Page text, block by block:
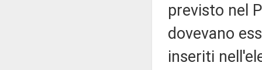
previsto nel
dovevano
inseriti